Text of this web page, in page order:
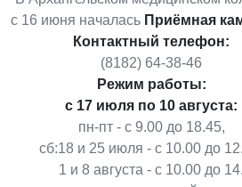
истории медицины. Во время
главным хирургом Карельского
с 16 июня началась Приёмная
Контактный телефон:
(8182) 64-38-46
Режим работы:
с 17 июля по 10 августа:
пн-пт - с 9.00 до 18.45,
сб:18 и 25 июля - с 10.00 до
1 и 8 августа - с 10.00 до